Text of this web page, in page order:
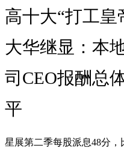
高十大“打工皇
大华继显：本
司CEO报酬总
平
星展第二季每股派息48分，